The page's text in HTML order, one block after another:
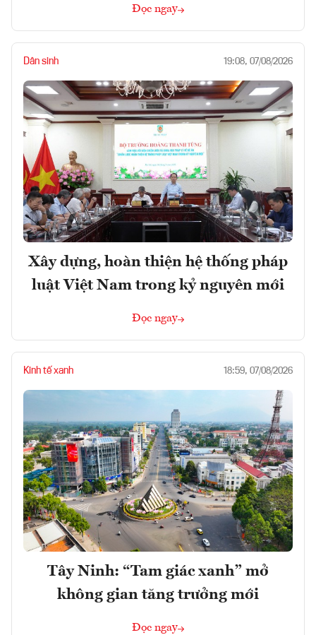
Đọc ngay
Dân sinh 19:08, 07/08/2026
Xây dựng, hoàn thiện hệ thống pháp
luật Việt Nam trong kỷ nguyên mới
Đọc ngay
Kinh tế xanh 18:59, 07/08/2026
Tây Ninh: “Tam giác xanh” mở
không gian tăng trưởng mới
Đọc ngay